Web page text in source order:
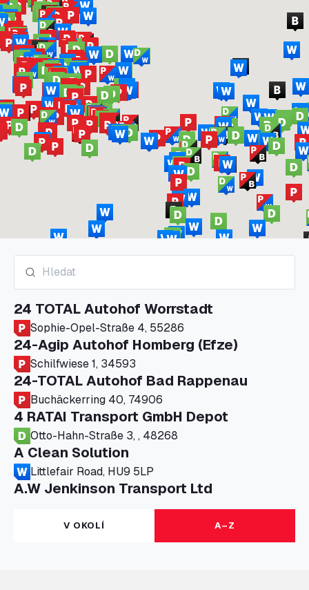
24 TOTAL Autohof Worrstadt
Sophie-Opel-Straße 4, 55286
24-Agip Autohof Homberg (Efze)
Schilfwiese 1, 34593
24-TOTAL Autohof Bad Rappenau
Buchäckerring 40, 74906
4 RATAI Transport GmbH Depot
Otto-Hahn-Straße 3, , 48268
A Clean Solution
Littlefair Road, HU9 5LP
A.W Jenkinson Transport Ltd
Progress House, ME11 5GA
A+G Nettetal - Depot Parking
Am Panneschopp 7, 41334
V OKOLÍ A–Z